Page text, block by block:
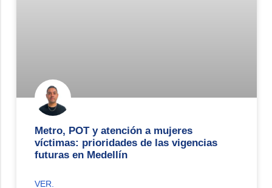
Metro, POT y atención a mujeres
víctimas: prioridades de las vigencias
futuras en Medellín
VER.